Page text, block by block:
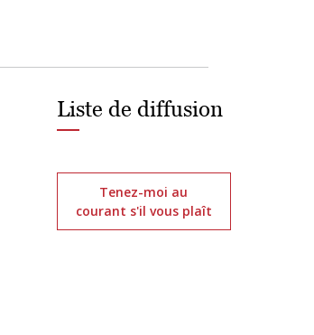
Liste de diffusion
Tenez-moi au
courant s'il vous plaît